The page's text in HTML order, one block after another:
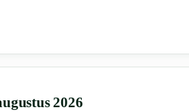
2026